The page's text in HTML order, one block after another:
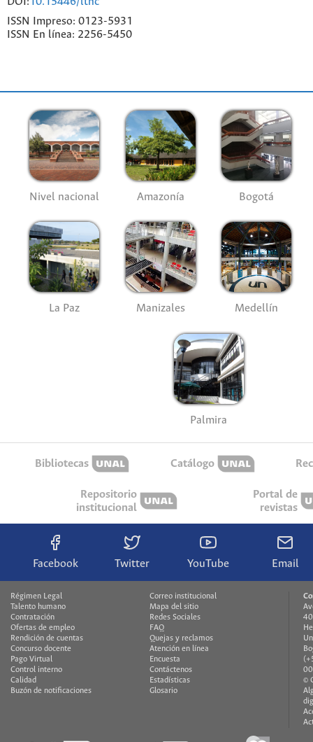
ISSN Impreso: 0123-5931
ISSN En línea: 2256-5450
Nivel nacional Amazonía Bogotá
La Paz Manizales Medellín
Palmira
Bibliotecas Catálogo
Repositorio
institucional
Portal de
revistas
Facebook Twitter YouTube Email
Régimen Legal
Talento humano
Contratación
Ofertas de empleo
Rendición de cuentas
Concurso docente
Pago Virtual
Control interno
Calidad
Buzón de notificaciones
Correo institucional
Mapa del sitio
Redes Sociales
FAQ
Quejas y reclamos
Atención en línea
Encuesta
Contáctenos
Estadísticas
Glosario
©